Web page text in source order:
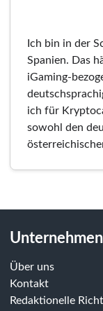
Ich bin in der
Spanien. Das
iGaming-
ich für
sowohl den
Unternehmen
Über uns
Kontakt
Redaktionelle